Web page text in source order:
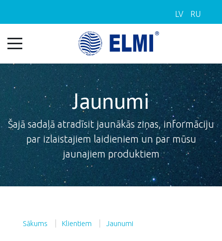
LV RU
Jaunumi
Šajā sadaļā atradīsit jaunākās ziņas, informāciju
par izlaistajiem laidieniem un par mūsu
jaunajiem produktiem
Sākums Klientiem Jaunumi